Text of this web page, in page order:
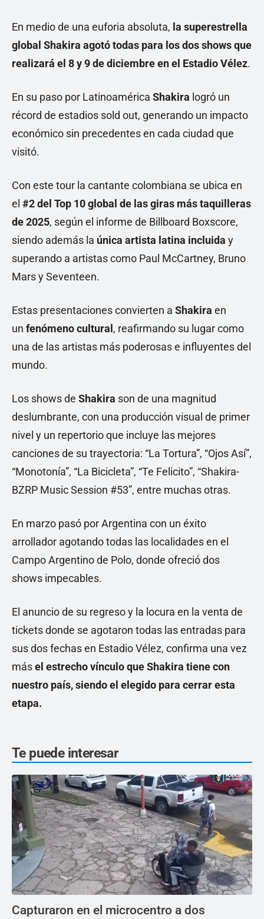
En medio de una euforia absoluta, la superestrella
global Shakira agotó todas para los dos shows que
realizará el 8 y 9 de diciembre en el Estadio Vélez.
En su paso por Latinoamérica Shakira logró un
récord de estadios sold out, generando un impacto
económico sin precedentes en cada ciudad que
visitó.
Con este tour la cantante colombiana se ubica en
el #2 del Top 10 global de las giras más taquilleras
de 2025, según el informe de Billboard Boxscore,
siendo además la única artista latina incluida y
superando a artistas como Paul McCartney, Bruno
Mars y Seventeen.
Estas presentaciones convierten a Shakira en
un fenómeno cultural , reafirmando su lugar como
una de las artistas más poderosas e influyentes del
mundo.
Los shows de Shakira son de una magnitud
deslumbrante, con una producción visual de primer
nivel y un repertorio que incluye las mejores
canciones de su trayectoria: “La Tortura”, “Ojos Así”,
“Monotonía”, “La Bicicleta”, “Te Felicito”, “Shakira-
BZRP Music Session #53”, entre muchas otras.
En marzo pasó por Argentina con un éxito
arrollador agotando todas las localidades en el
Campo Argentino de Polo, donde ofreció dos
shows impecables.
El anuncio de su regreso y la locura en la venta de
tickets donde se agotaron todas las entradas para
sus dos fechas en Estadio Vélez, confirma una vez
másel estrecho vínculo que Shakira tiene con
nuestro país, siendo el elegido para cerrar esta
etapa.
Te puede interesar
Capturaron en el microcentro a dos